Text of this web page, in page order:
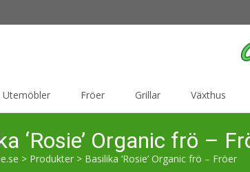
Utemöbler Fröer Grillar Växthus
‘Rosie’ Organic frö –
> Produkter > Basilika ‘Rosie’ Organic frö – Fröer